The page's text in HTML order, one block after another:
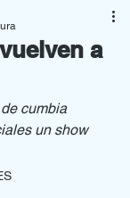
a
cumbia
un show